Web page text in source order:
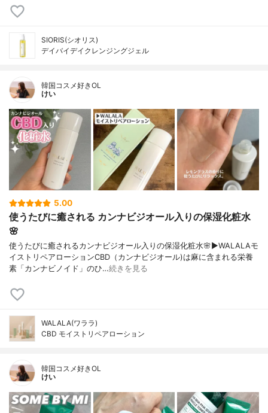
SIORIS(シオリス)
デイバイデイクレンジングジェル
韓国コスメ好きOL
けい
5.00
使うたびに癒される カンナビジオール入りの保湿化粧水
🌸
使うたびに癒されるカンナビジオール入りの保湿化粧水🌸▶︎WALALAモ
イストリペアローションCBD（カンナビジオール)は麻に含まれる栄養
素「カンナビノイド」のひ…続きを見る
WALALA(ワララ)
CBD モイストリペアローション
韓国コスメ好きOL
けい